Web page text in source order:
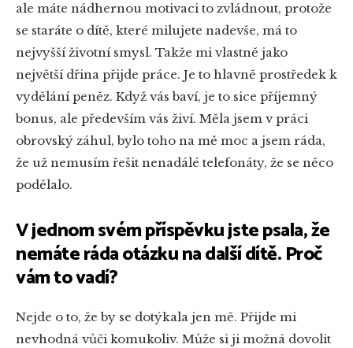
ale máte nádhernou motivaci to zvládnout, protože
se staráte o dítě, které milujete nadevše, má to
nejvyšší životní smysl. Takže mi vlastně jako
největší dřina přijde práce. Je to hlavně prostředek k
vydělání peněz. Když vás baví, je to sice příjemný
bonus, ale především vás živí. Měla jsem v práci
obrovský záhul, bylo toho na mě moc a jsem ráda,
že už nemusím řešit nenadálé telefonáty, že se něco
podělalo.
V jednom svém příspěvku jste psala, že
nemáte ráda otázku na další dítě. Proč
vám to vadí?
Nejde o to, že by se dotýkala jen mě. Přijde mi
nevhodná vůči komukoliv. Může si ji možná dovolit